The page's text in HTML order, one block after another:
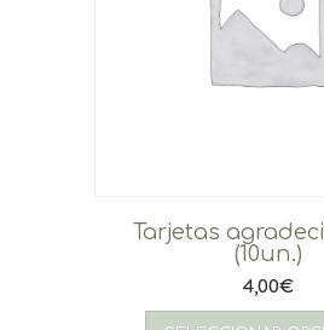
Tarjetas
(10un.)
4,00€